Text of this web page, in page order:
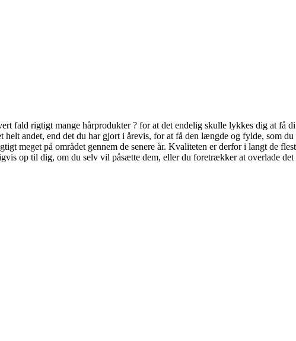
fald rigtigt mange hårprodukter ? for at det endelig skulle lykkes dig at få
andet, end det du har gjort i årevis, for at få den længde og fylde, som
meget på området gennem de senere år. Kvaliteten er derfor i langt de
op til dig, om du selv vil påsætte dem, eller du foretrækker at overlade